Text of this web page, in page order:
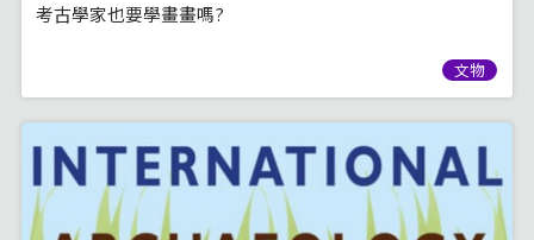
考古學家也要學畫畫嗎?
文物